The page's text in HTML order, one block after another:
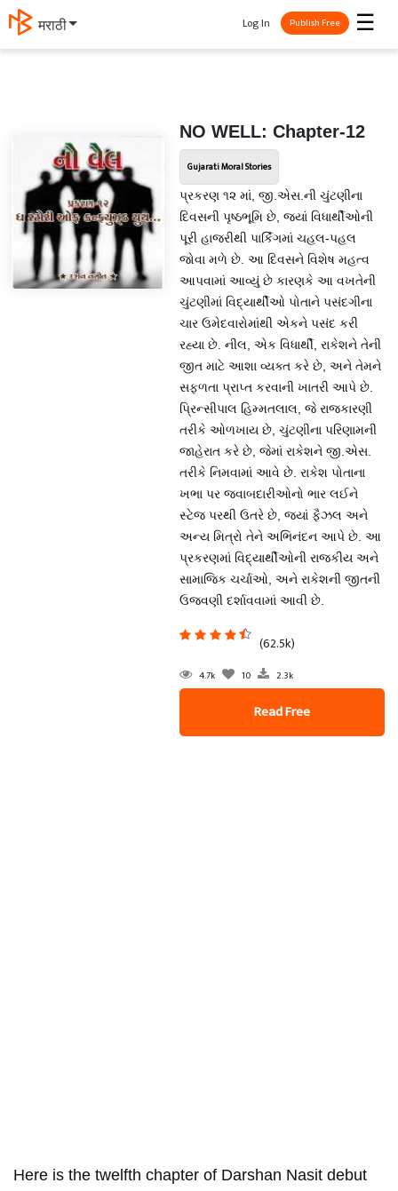
मराठी ☰
Log In Publish Free
NO WELL: Chapter-12
Gujarati Moral Stories
પ્રકરણ ૧૨ માં, જી.એસ.ની ચુંટણીના
દિવસની પૃષ્ઠભૂમિ છે, જ્યાં વિધાર્થીઓની
પૂરી હાજરીથી પાર્કિંગમાં ચહલ-પહલ
જોવા મળે છે. આ દિવસને વિશેષ મહત્વ
આપવામાં આવ્યું છે કારણકે આ વખતેની
ચુંટણીમાં વિદ્યાર્થીઓ પોતાને પસંદગીના
ચાર ઉમેદવારોમાંથી એકને પસંદ કરી
રહ્યા છે. નીલ, એક વિધાર્થી, રાકેશને તેની
જીત માટે આશા વ્યક્ત કરે છે, અને તેમને
સફળતા પ્રાપ્ત કરવાની ખાતરી આપે છે.
પ્રિન્સીપાલ હિમ્મતલાલ, જે રાજકારણી
તરીકે ઓળખાય છે, ચુંટણીના પરિણામની
જાહેરાત કરે છે, જેમાં રાકેશને જી.એસ.
તરીકે નિમવામાં આવે છે. રાકેશ પોતાના
ખભા પર જવાબદારીઓનો ભાર લઈને
સ્ટેજ પરથી ઉતરે છે, જ્યાં ફૈઝલ અને
અન્ય મિત્રો તેને અભિનંદન આપે છે. આ
પ્રકરણમાં વિદ્યાર્થીઓની રાજકીય અને
સામાજિક ચર્ચાઓ, અને રાકેશની જીતની
ઉજવણી દર્શાવવામાં આવી છે.
(62.5k)
4.7k 10 2.3k
Read Free
Here is the twelfth chapter of Darshan Nasit debut